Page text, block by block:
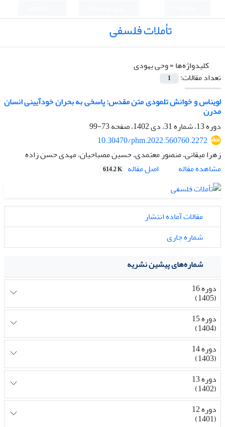
تأملات فلسفی
کلیدواژه‌ها =وحی یهودی
تعداد مقالات:
1
لویناس و خوانش تلمودی متن مقدس: پاسخی به بحران خودآیینی انسان
مدرن
دوره 13، شماره 31، دی 1402، صفحه
73-99
10.30470/phm.2022.560760.2272
زهرا میقانی، منصور معتمدی، حسین مصباحیان، مهدی حسن زاده
مشاهده مقاله
اصل مقاله 614.2 K
مقالات آماده انتشار
شماره جاری
شماره‌های پیشین نشریه
دوره 16
(1405)
دوره 15
(1404)
دوره 14
(1403)
دوره 13
(1402)
دوره 12
(1401)